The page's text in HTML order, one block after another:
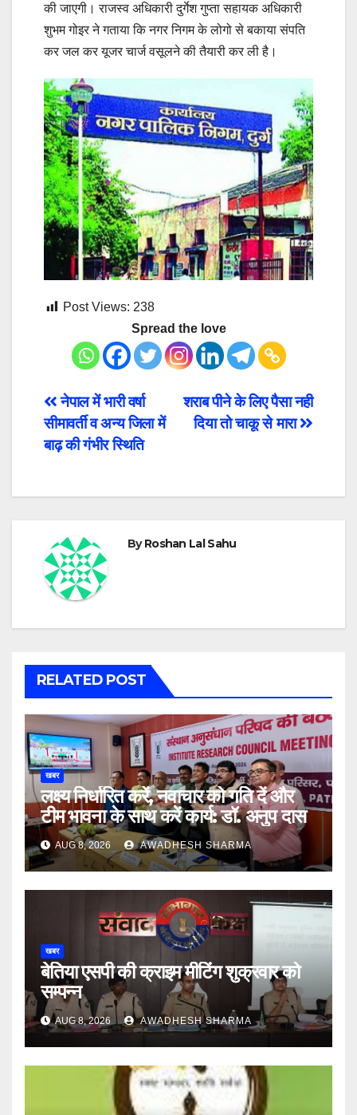
की जाएगी। राजस्व अधिकारी दुर्गेश गुप्ता सहायक अधिकारी
शुभम गोइर ने गताया कि नगर निगम के लोगो से बकाया संपति
कर जल कर यूजर चार्ज वसूलने की तैयारी कर ली है।
Post Views: 238
Spread the love
Post
navigation
शराब पीने के लिए पैसा नही
दिया तो चाकू से मारा
नेपाल में भारी वर्षा
सीमावर्ती व अन्य जिला में
बाढ़ की गंभीर स्थिति
ByRoshan Lal Sahu
RELATED POST
खबर
लक्ष्य निर्धारित करें, नवाचार को गति दें और
टीम भावना के साथ करें कार्य: डॉ. अनुप दास
AUG 8, 2026 AWADHESH SHARMA
खबर
बेतिया एसपी की क्राइम मीटिंग शुक्रवार को
सम्पन्न
AUG 8, 2026 AWADHESH SHARMA